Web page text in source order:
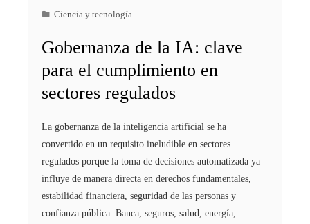
Ciencia y tecnología
Gobernanza de la IA: clave
para el cumplimiento en
sectores regulados
La gobernanza de la inteligencia artificial se ha
convertido en un requisito ineludible en sectores
regulados porque la toma de decisiones automatizada ya
influye de manera directa en derechos fundamentales,
estabilidad financiera, seguridad de las personas y
confianza pública. Banca, seguros, salud, energía,